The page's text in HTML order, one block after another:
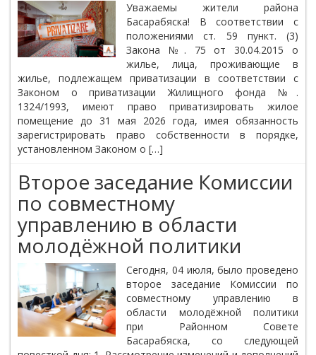
Уважаемы жители района
Басарабяска! В соответствии с
положениями ст. 59 пункт. (3)
Закона №. 75 от 30.04.2015 о
жилье, лица, проживающие в
жилье, подлежащем приватизации в соответствии с
Законом о приватизации Жилищного фонда №.
1324/1993, имеют право приватизировать жилое
помещение до 31 мая 2026 года, имея обязанность
зарегистрировать право собственности в порядке,
установленном Законом о […]
Второе заседание Комиссии
по совместному
управлению в области
молодёжной политики
Сегодня, 04 июля, было проведено
второе заседание Комиссии по
совместному управлению в
области молодёжной политики
при Районном Совете
Басарабяска, со следующей